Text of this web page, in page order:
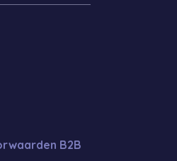
B2B